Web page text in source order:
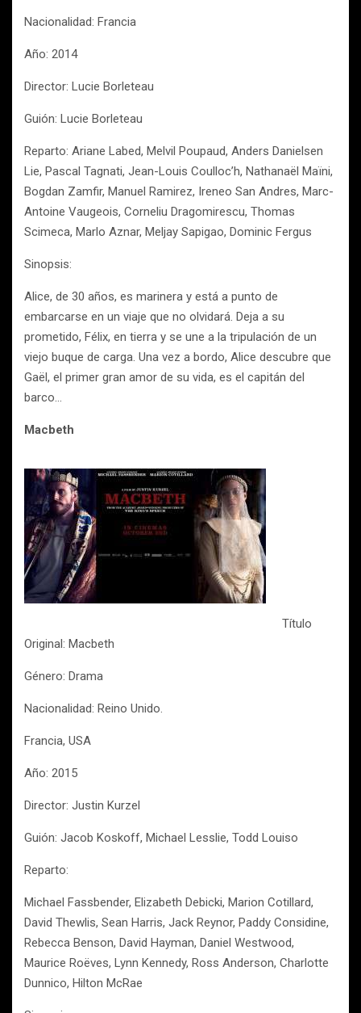
Nacionalidad: Francia
Año: 2014
Director: Lucie Borleteau
Guión: Lucie Borleteau
Reparto: Ariane Labed, Melvil Poupaud, Anders Danielsen
Lie, Pascal Tagnati, Jean-Louis Coulloc’h, Nathanaël Maïni,
Bogdan Zamfir, Manuel Ramirez, Ireneo San Andres, Marc-
Antoine Vaugeois, Corneliu Dragomirescu, Thomas
Scimeca, Marlo Aznar, Meljay Sapigao, Dominic Fergus
Sinopsis:
Alice, de 30 años, es marinera y está a punto de
embarcarse en un viaje que no olvidará. Deja a su
prometido, Félix, en tierra y se une a la tripulación de un
viejo buque de carga. Una vez a bordo, Alice descubre que
Gaël, el primer gran amor de su vida, es el capitán del
barco…
Macbeth
Título
Original: Macbeth
Género: Drama
Nacionalidad: Reino Unido.
Francia, USA
Año: 2015
Director: Justin Kurzel
Guión: Jacob Koskoff, Michael Lesslie, Todd Louiso
Reparto:
Michael Fassbender, Elizabeth Debicki, Marion Cotillard,
David Thewlis, Sean Harris, Jack Reynor, Paddy Considine,
Rebecca Benson, David Hayman, Daniel Westwood,
Maurice Roëves, Lynn Kennedy, Ross Anderson, Charlotte
Dunnico, Hilton McRae